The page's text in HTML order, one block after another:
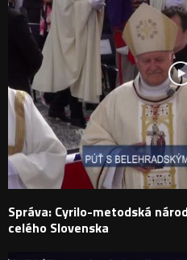
Správa: Cyrilo-metodská
celého Slovenska